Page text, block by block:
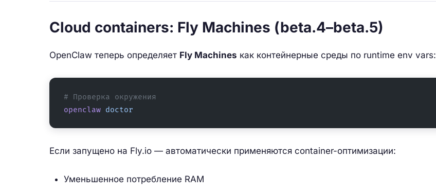
Cloud containers: Fly Machines (beta.4–beta.5)
OpenClaw теперь определяет Fly Machines как контейнерные среды по runtime env vars:
# Проверка окружения
openclaw doctor
Если запущено на Fly.io — автоматически применяются container-оптимизации:
Уменьшенное потребление RAM